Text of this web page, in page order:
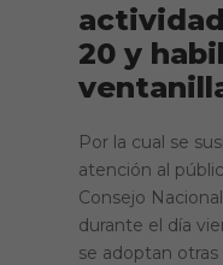
20 y
Por la cual se
atención al
Consejo
durante el día
se adoptan otras